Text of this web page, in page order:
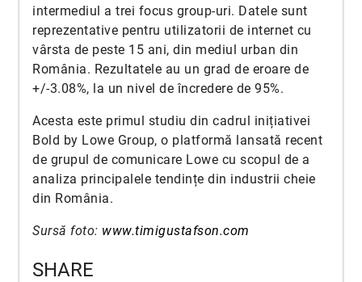
intermediul a trei focus group-uri. Datele sunt
reprezentative pentru utilizatorii de internet cu
vârsta de peste 15 ani, din mediul urban din
România. Rezultatele au un grad de eroare de
+/-3.08%, la un nivel de încredere de 95%.
Acesta este primul studiu din cadrul inițiativei
Bold by Lowe Group, o platformă lansată recent
de grupul de comunicare Lowe cu scopul de a
analiza principalele tendințe din industrii cheie
din România.
Sursă foto: www.timigustafson.com
SHARE